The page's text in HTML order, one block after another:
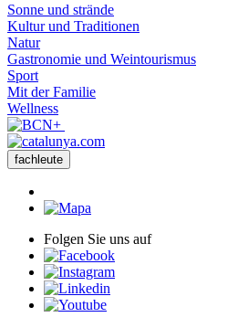
Sonne und strände
Kultur und Traditionen
Natur
Gastronomie und Weintourismus
Sport
Mit der Familie
Wellness
fachleute
Folgen Sie uns auf